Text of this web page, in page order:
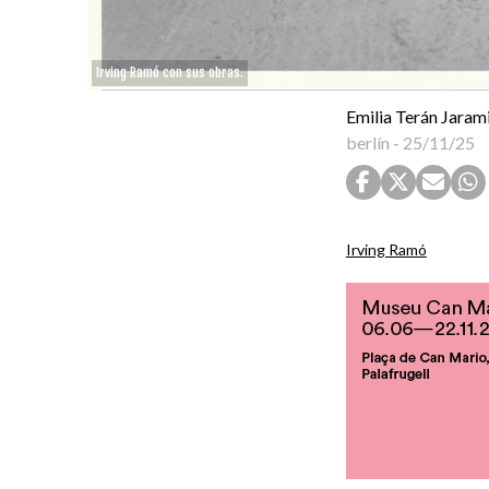
Irving Ramó con sus obras.
Emilia Terán
berlín - 25/11/25
Irving Ramó